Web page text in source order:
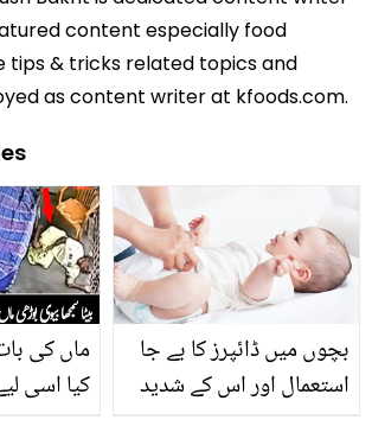
content especially food
tips & tricks related topics and
as content writer at kfoods.com.
ماں کی
کیا اسی
بچوں میں ڈائپرز کا بے جا
استعمال اور اس کے شدید